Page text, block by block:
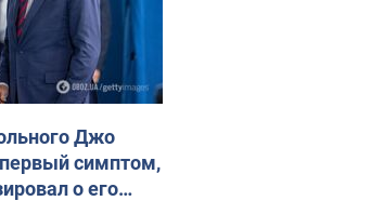
Джо
симптом,
о его